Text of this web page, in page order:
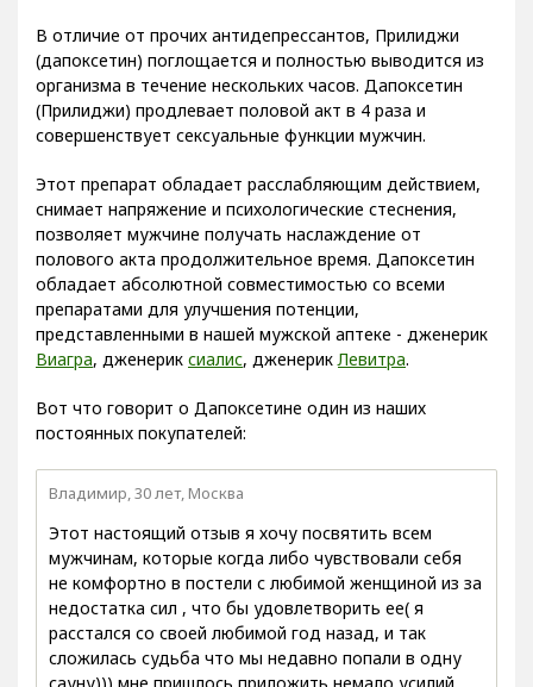
В отличие от прочих антидепрессантов, Прилиджи
(дапоксетин) поглощается и полностью выводится из
организма в течение нескольких часов. Дапоксетин
(Прилиджи) продлевает половой акт в 4 раза и
совершенствует сексуальные функции мужчин.
Этот препарат обладает расслабляющим действием,
снимает напряжение и психологические стеснения,
позволяет мужчине получать наслаждение от
полового акта продолжительное время. Дапоксетин
обладает абсолютной совместимостью со всеми
препаратами для улучшения потенции,
представленными в нашей мужской аптеке - дженерик
Виагра, дженерик сиалис, дженерикЛевитра.
Вот что говорит о Дапоксетине один из наших
постоянных покупателей:
Владимир, 30 лет, Москва
Этот настоящий отзыв я хочу посвятить всем
мужчинам, которые когда либо чувствовали себя
не комфортно в постели с любимой женщиной из за
недостатка сил , что бы удовлетворить ее( я
расстался со своей любимой год назад, и так
сложилась судьба что мы недавно попали в одну